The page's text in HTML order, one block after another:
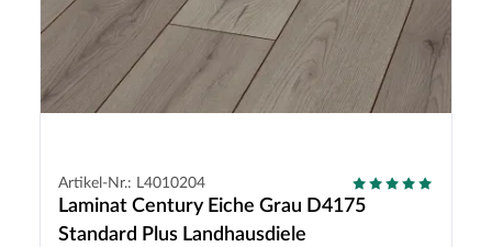
Artikel-Nr.: L4010204
Laminat Century Eiche Grau D4175
Standard Plus Landhausdiele